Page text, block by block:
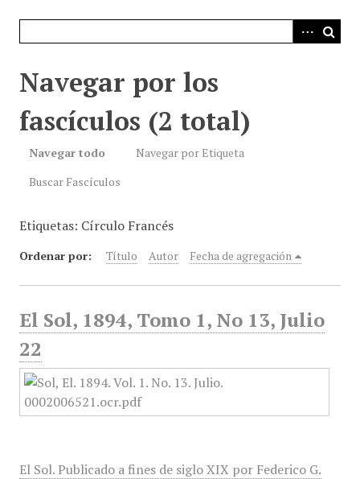
Navegar por los
fascículos (2 total)
Navegar todo
Navegar por Etiqueta
Buscar Fascículos
Etiquetas: Círculo Francés
Ordenar por: Título Autor Fecha de agregación
El Sol, 1894, Tomo 1, No 13, Julio
22
El Sol. Publicado a fines de siglo XIX por Federico G.